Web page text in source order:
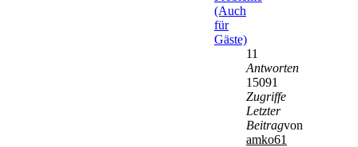
(Auch
für
Gäste)
11
Antworten
15091
Zugriffe
Letzter
Beitragvon
amko61